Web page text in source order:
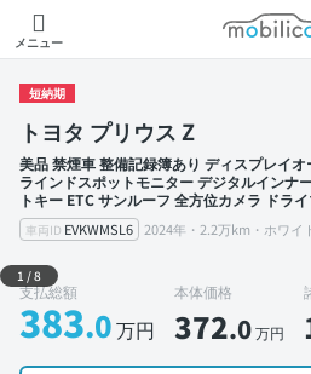
メニュー
モビリ
短納期
トヨタ プリウス Z
美品 禁煙車 整備記録簿あり ディスプレイ
ラインドスポットモニター デジタルインナ
トキー ETC サンルーフ 全方位カメラ ドラ
車両ID EVKWMSL6 2024年・2.2万km・ホワイ
外装 左前
1 /8
支払総額
383.0万円
本体価格
372.0万円